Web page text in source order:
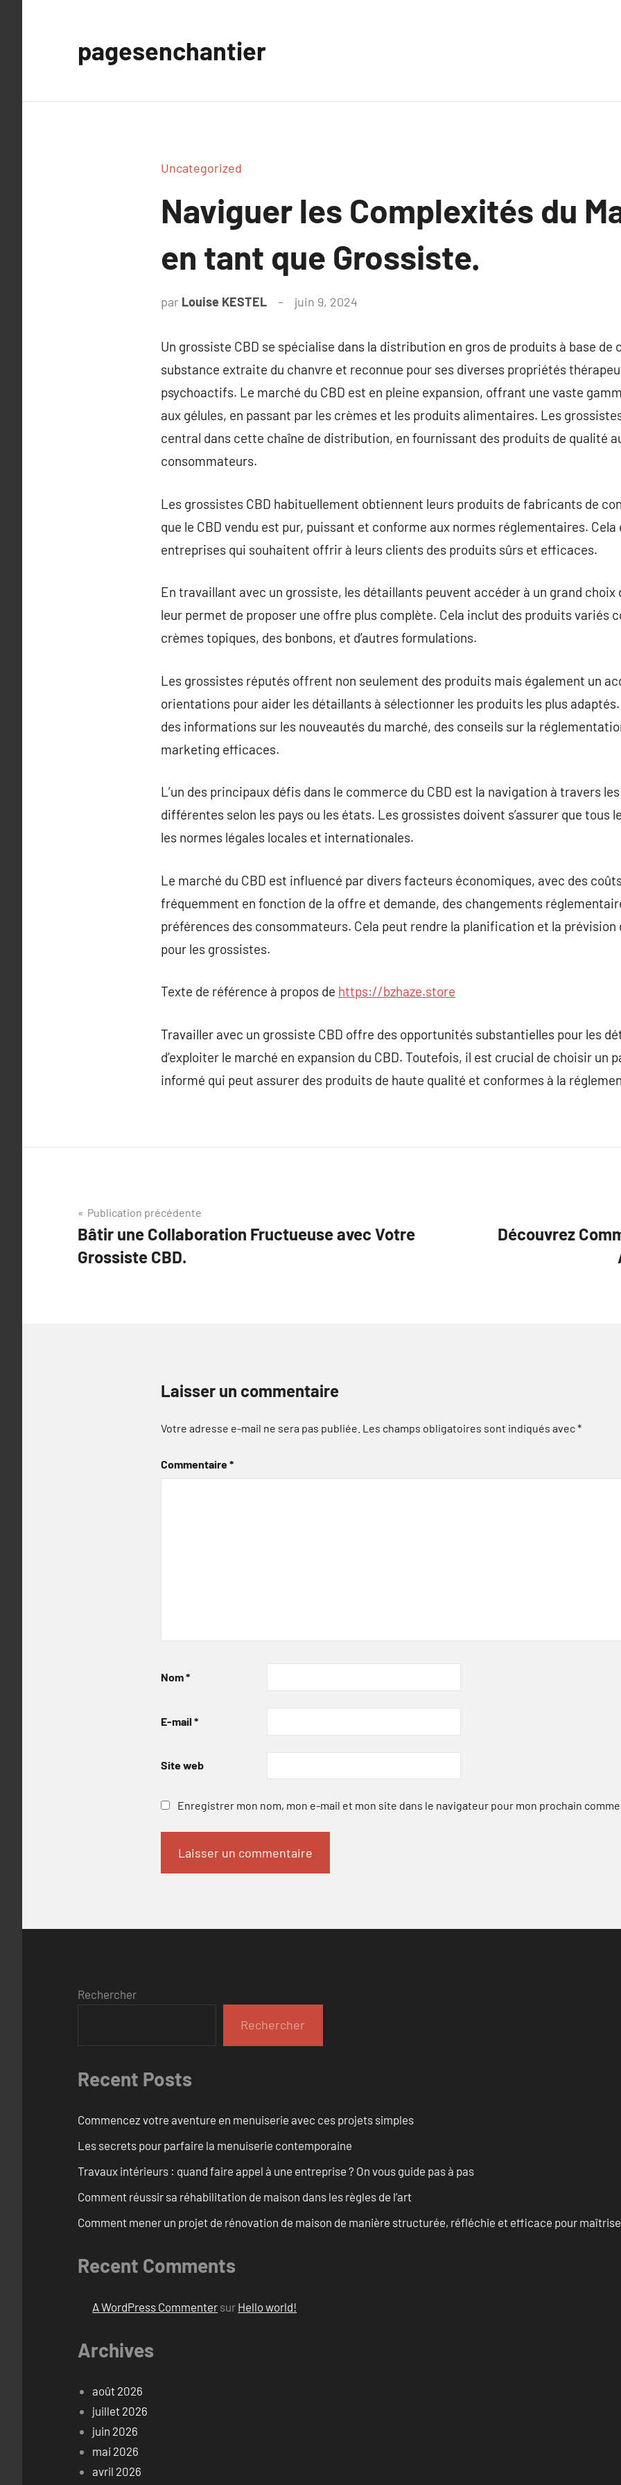
pagesenchantier
Uncategorized
Naviguer les Complexités du
en tant que Grossiste.
par Louise KESTEL juin 9, 2024
Un grossiste CBD se spécialise dans la distribution en gros de produits à base de
substance extraite du chanvre et reconnue pour ses diverses propriétés
psychoactifs. Le marché du CBD est en pleine expansion, offrant une vaste
aux gélules, en passant par les crèmes et les produits alimentaires. Les
central dans cette chaîne de distribution, en fournissant des produits de qualité
consommateurs.
Les grossistes CBD habituellement obtiennent leurs produits de fabricants de
que le CBD vendu est pur, puissant et conforme aux normes réglementaires.
entreprises qui souhaitent offrir à leurs clients des produits sûrs et efficaces.
En travaillant avec un grossiste, les détaillants peuvent accéder à un grand choix
leur permet de proposer une offre plus complète. Cela inclut des produits variés
crèmes topiques, des bonbons, et d’autres formulations.
Les grossistes réputés offrent non seulement des produits mais également un
orientations pour aider les détaillants à sélectionner les produits les plus
des informations sur les nouveautés du marché, des conseils sur la
marketing efficaces.
L’un des principaux défis dans le commerce du CBD est la navigation à travers
différentes selon les pays ou les états. Les grossistes doivent s’assurer que tous
les normes légales locales et internationales.
Le marché du CBD est influencé par divers facteurs économiques, avec des
fréquemment en fonction de la offre et demande, des changements
préférences des consommateurs. Cela peut rendre la planification et la prévision
pour les grossistes.
Texte de référence à propos de https://bzhaze.store
Travailler avec un grossiste CBD offre des opportunités substantielles pour les
d’exploiter le marché en expansion du CBD. Toutefois, il est crucial de choisir un
informé qui peut assurer des produits de haute qualité et conformes à la
Navigation
de
l’article
Publication précédente
Bâtir une Collaboration Fructueuse avec Votre
Grossiste CBD.
Découvrez
Laisser un commentaire
Votre adresse e-mail ne sera pas publiée. Les champs obligatoires sont indiqués avec*
Commentaire*
Nom*
E-mail *
Site web
Enregistrer mon nom, mon e-mail et mon site dans le navigateur pour mon prochain
Rechercher
Rechercher
Recent Posts
Commencez votre aventure en menuiserie avec ces projets simples
Les secrets pour parfaire la menuiserie contemporaine
Travaux intérieurs : quand faire appel à une entreprise ? On vous guide pas à pas
Comment réussir sa réhabilitation de maison dans les règles de l’art
Comment mener un projet de rénovation de maison de manière structurée, réfléchie et efficace pour
Recent Comments
A WordPress Commenter sur Hello world!
Archives
août 2026
juillet 2026
juin 2026
mai 2026
avril 2026